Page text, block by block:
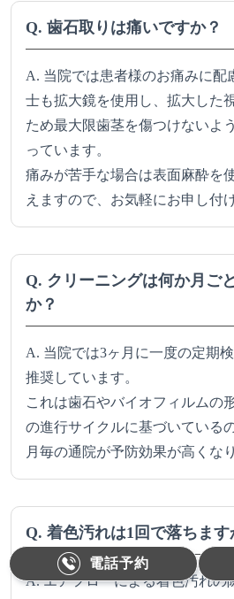
Q. 歯石取りは痛いですか？
A. 当院では患者様のお痛みに配
士も拡大鏡を使用し、拡大した
ため最大限歯茎を傷つけないよ
っています。
痛みが苦手な場合は表面麻酔を
えますので、お気軽にお申し付
Q. クリーニングは何か月ご
か？
A. 当院では3ヶ月に一度の定期
推奨しています。
これは歯石やバイオフィルムの
の進行サイクルに基づいている
月毎の通院が予防効果が高くな
Q. 着色汚れは1回で落ちます
A. エアフローによる着色汚れの
電話予約